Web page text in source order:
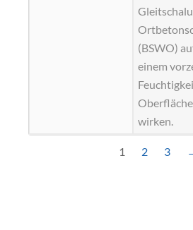
(BSWO)
einem
wirken.
1 2 3